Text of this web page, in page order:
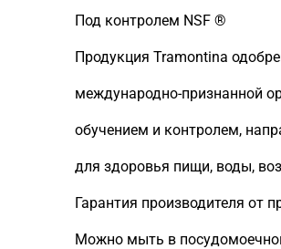
Под контролем NSF ®
Продукция Tramontina
международно-признанной
обучением и контролем,
для здоровья пищи, воды,
Гарантия производителя от
Можно мыть в